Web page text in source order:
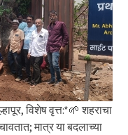
विशेष वृत्त:*🌱 शहराचा
मात्र या बदलाच्या